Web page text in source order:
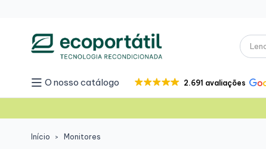
O nosso catálogo 2.691 avaliações
Início Monitores